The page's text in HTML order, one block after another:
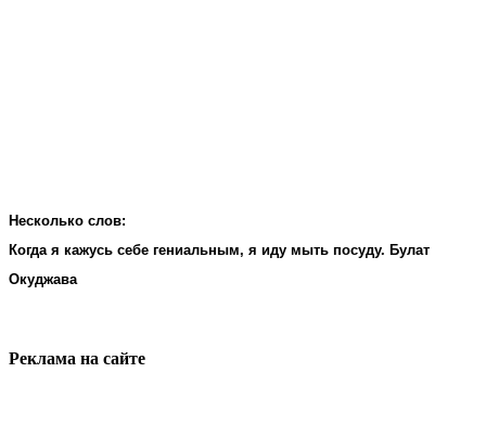
Несколько слов:
Когда я кажусь себе гениальным, я иду мыть посуду. Булат
Окуджава
Реклама на cайте